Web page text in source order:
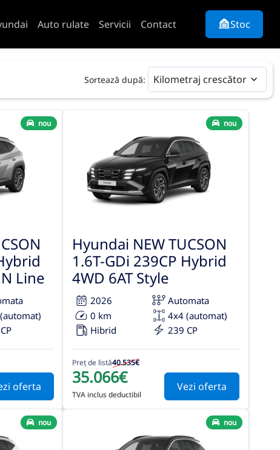
Auto rulate Servicii Contact Stoc
Sortează după: Kilometraj crescător
nou
Line
oferta
nou
Hyundai NEW TUCSON
1.6T-GDi 239CP Hybrid
4WD 6AT Style
2026
Automata
0 km
4x4 (automat)
Hibrid
239 CP
Preț de listă40.535€
35.066€
TVA inclus deductibil
Vezi oferta
nou nou